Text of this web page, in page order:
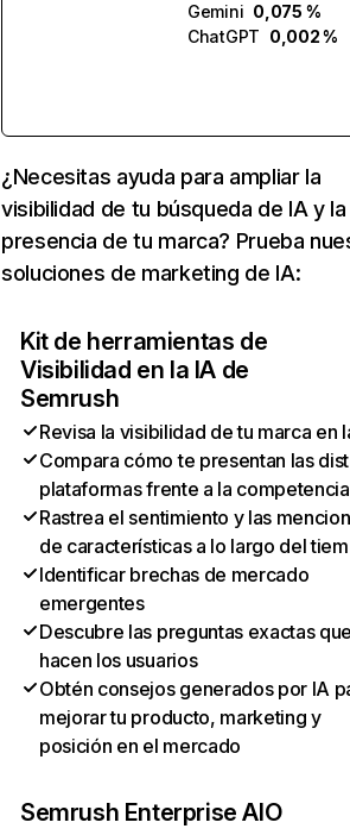
Gemini 0,075 %
ChatGPT 0,002 %
¿Necesitas ayuda para ampliar la
visibilidad de tu búsqueda de IA y la
presencia de tu marca? Prueba
soluciones de marketing de IA:
Kit de herramientas de
Visibilidad en la IA de
Semrush
Revisa la visibilidad de tu marca en
Compara cómo te presentan las
plataformas frente a la competencia
Rastrea el sentimiento y las
de características a lo largo del
Identificar brechas de mercado
emergentes
Descubre las preguntas exactas
hacen los usuarios
Obtén consejos generados por IA
mejorar tu producto, marketing y
posición en el mercado
Semrush Enterprise AIO